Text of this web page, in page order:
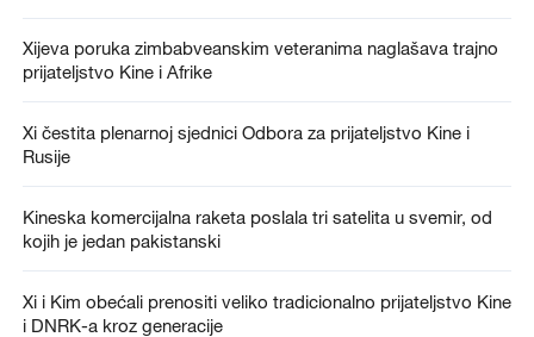
Xijeva poruka zimbabveanskim veteranima naglašava trajno
prijateljstvo Kine i Afrike
Xi čestita plenarnoj sjednici Odbora za prijateljstvo Kine i
Rusije
Kineska komercijalna raketa poslala tri satelita u svemir, od
kojih je jedan pakistanski
Xi i Kim obećali prenositi veliko tradicionalno prijateljstvo Kine
i DNRK-a kroz generacije